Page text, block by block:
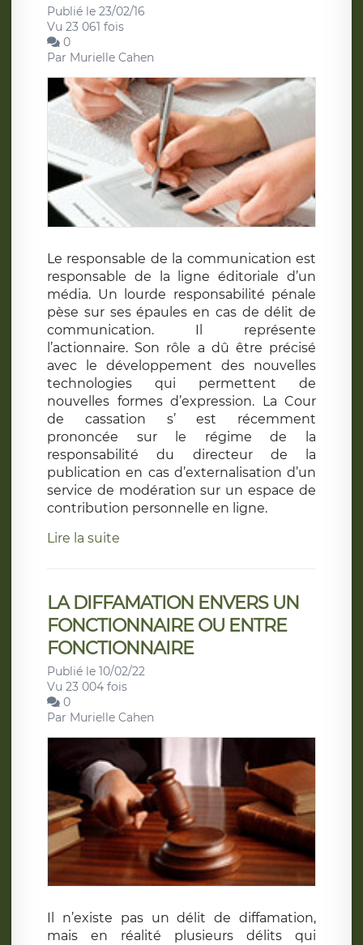
Publié le 23/02/16
Vu 23 061 fois
0
Par Murielle Cahen
Le responsable de la communication est
responsable de la ligne éditoriale d’un
média. Un lourde responsabilité pénale
pèse sur ses épaules en cas de délit de
communication. Il représente
l’actionnaire. Son rôle a dû être précisé
avec le développement des nouvelles
technologies qui permettent de
nouvelles formes d’expression. La Cour
de cassation s’ est récemment
prononcée sur le régime de la
responsabilité du directeur de la
publication en cas d’externalisation d’un
service de modération sur un espace de
contribution personnelle en ligne.
Lire la suite
LA DIFFAMATION ENVERS UN
FONCTIONNAIRE OU ENTRE
FONCTIONNAIRE
Publié le 10/02/22
Vu 23 004 fois
0
Par Murielle Cahen
Il n’existe pas un délit de diffamation,
mais en réalité plusieurs délits qui